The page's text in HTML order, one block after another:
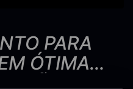
PARA
ÓTIMA